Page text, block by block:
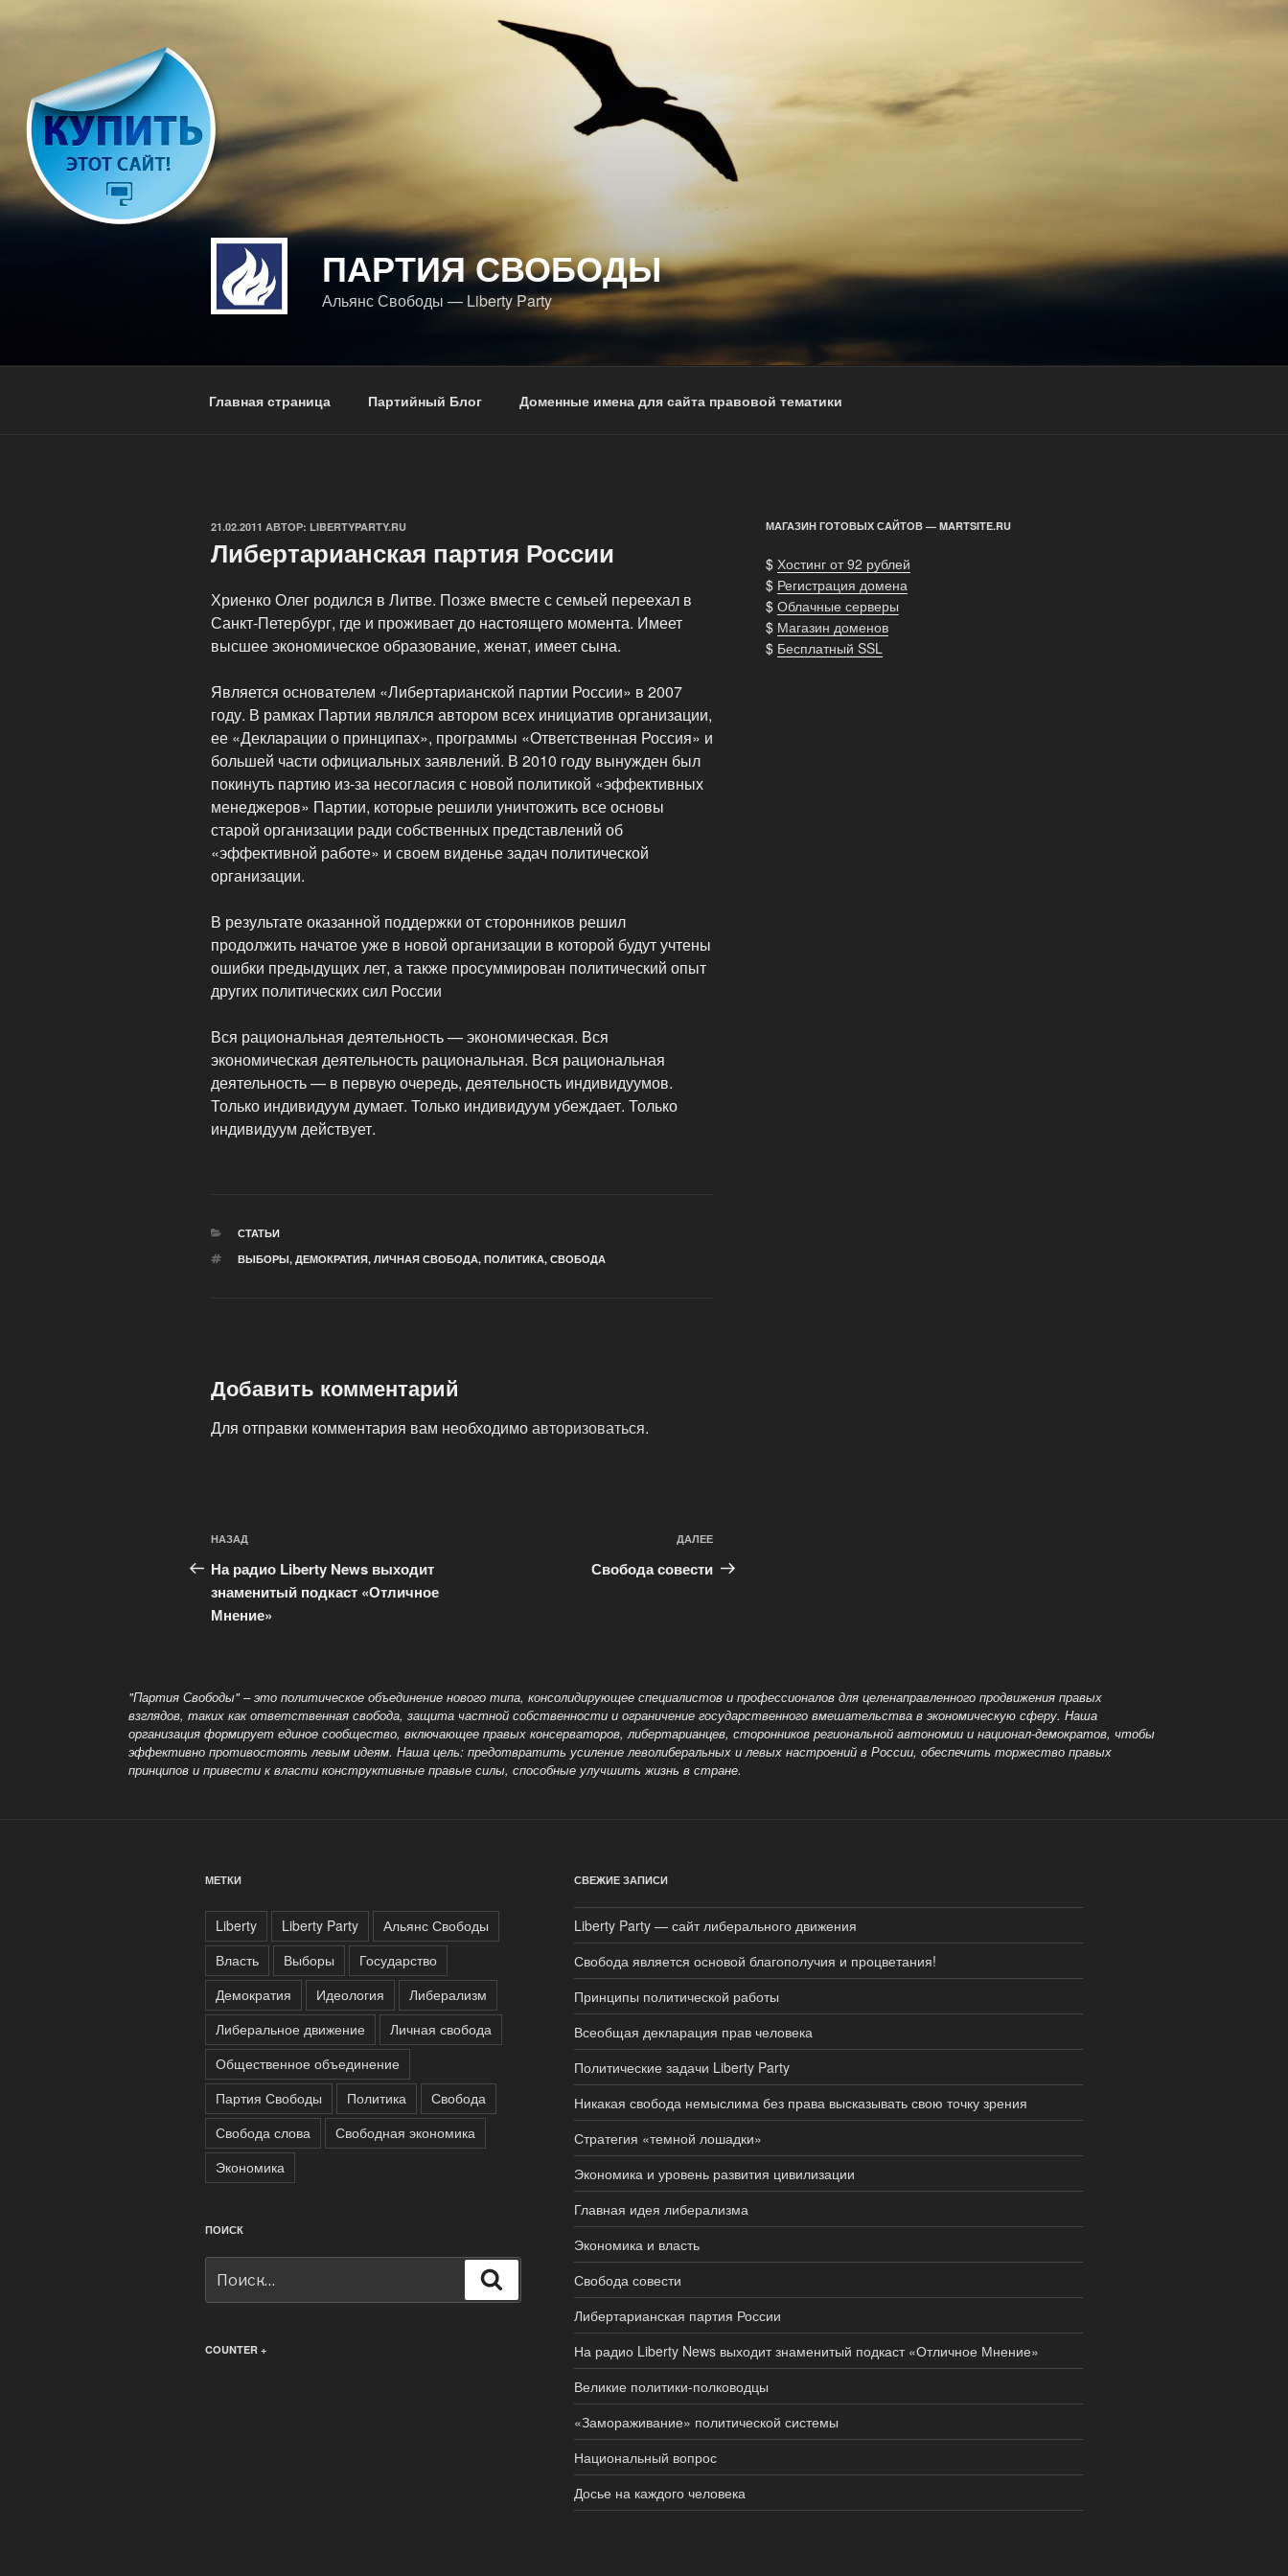
ПАРТИЯ СВОБОДЫ
Альянс Свободы — Liberty Party
Главная страница Партийный Блог Доменные имена для сайта правовой тематики
ОПУБЛИКОВАНО
21.02.2011 АВТОР: LIBERTYPARTY.RU
Либертарианская партия России
Хриенко Олег родился в Литве. Позже вместе с семьей переехал в
Санкт-Петербург, где и проживает до настоящего момента. Имеет
высшее экономическое образование, женат, имеет сына.
Является основателем «Либертарианской партии России» в 2007
году. В рамках Партии являлся автором всех инициатив организации,
ее «Декларации о принципах», программы «Ответственная Россия» и
большей части официальных заявлений. В 2010 году вынужден был
покинуть партию из-за несогласия с новой политикой «эффективных
менеджеров» Партии, которые решили уничтожить все основы
старой организации ради собственных представлений об
«эффективной работе» и своем виденье задач политической
организации.
В результате оказанной поддержки от сторонников решил
продолжить начатое уже в новой организации в которой будут учтены
ошибки предыдущих лет, а также просуммирован политический опыт
других политических сил России
Вся рациональная деятельность — экономическая. Вся
экономическая деятельность рациональная. Вся рациональная
деятельность — в первую очередь, деятельность индивидуумов.
Только индивидуум думает. Только индивидуум убеждает. Только
индивидуум действует.
РУБРИКИ
СТАТЬИ
МЕТКИ
ВЫБОРЫ, ДЕМОКРАТИЯ, ЛИЧНАЯ СВОБОДА, ПОЛИТИКА, СВОБОДА
Добавить комментарий
Для отправки комментария вам необходимоавторизоваться.
Навигация
по
записям
Предыдущая
запись:
НАЗАД
На радио Liberty News выходит
знаменитый подкаст «Отличное
Мнение»
запись
ДАЛЕЕ
Свобода совести
МАГАЗИН ГОТОВЫХ САЙТОВ — MARTSITE.RU
$ Хостинг от 92 рублей
$ Регистрация домена
$ Облачные серверы
$ Магазин доменов
$ Бесплатный SSL
"Партия Свободы" – это политическое объединение нового типа, консолидирующее специалистов и профессионалов для целенаправленного продвижения правых
взглядов, таких как ответственная свобода, защита частной собственности и ограничение государственного вмешательства в экономическую сферу. Наша
организация формирует единое сообщество, включающее правых консерваторов, либертарианцев, сторонников региональной автономии и национал-демократов, чтобы
эффективно противостоятьлевым идеям. Наша цель: предотвратить усиление леволиберальных и левых настроений в России, обеспечить торжество правых
принципов и привести к власти конструктивные правыесилы, способные улучшить жизнь в стране.
МЕТКИ
Liberty Liberty Party
Альянс Свободы
Власть
Выборы
Государство
Демократия
Идеология
Либерализм
Либеральное движение
Личная свобода
Общественное объединение
Партия Свободы
Политика
Свобода
Свобода слова
Свободная экономика
Экономика
ПОИСК
COUNTER +
СВЕЖИЕ ЗАПИСИ
Liberty Party — сайт либерального движения
Свобода является основой благополучия и процветания!
Принципы политической работы
Всеобщая декларация прав человека
Политические задачи Liberty Party
Никакая свобода немыслима без права высказывать свою точку зрения
Стратегия «темной лошадки»
Экономика и уровень развития цивилизации
Главная идея либерализма
Экономика и власть
Свобода совести
Либертарианская партия России
На радио Liberty News выходит знаменитый подкаст «Отличное Мнение»
Великие политики-полководцы
«Замораживание» политической системы
Национальный вопрос
Досье на каждого человека